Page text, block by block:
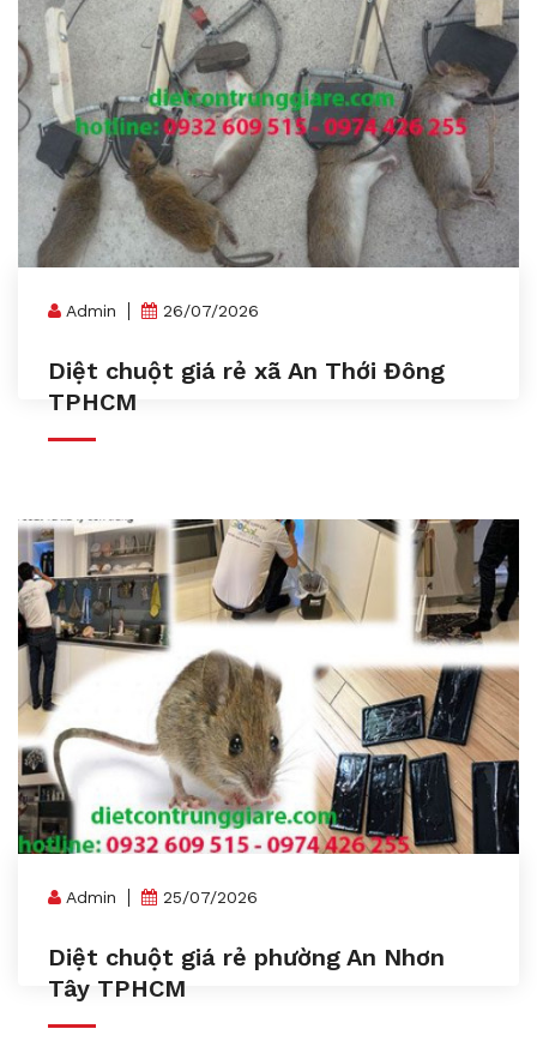
Admin 26/07/2026
Diệt chuột giá rẻ xã An Thới Đông
TPHCM
Admin 25/07/2026
Diệt chuột giá rẻ phường An Nhơn
Tây TPHCM